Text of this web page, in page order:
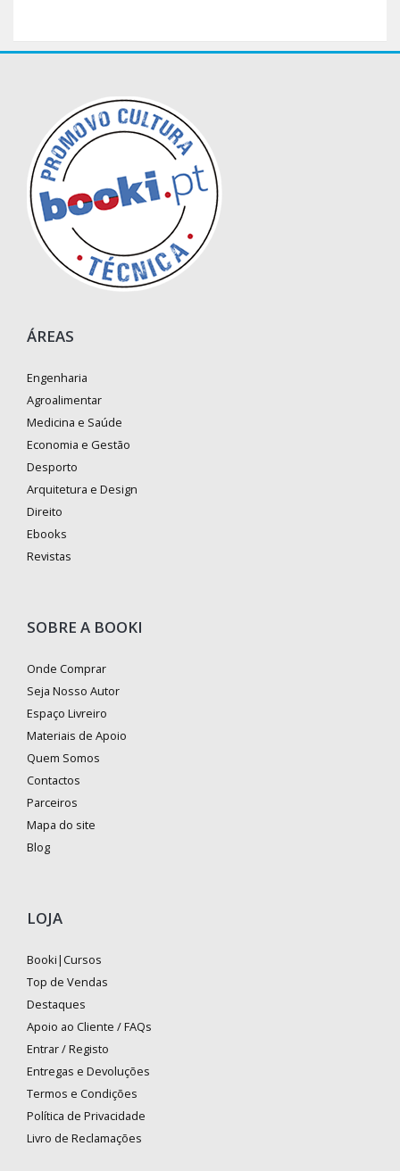
ÁREAS
Engenharia
Agroalimentar
Medicina e Saúde
Economia e Gestão
Desporto
Arquitetura e Design
Direito
Ebooks
Revistas
SOBRE A BOOKI
Onde Comprar
Seja Nosso Autor
Espaço Livreiro
Materiais de Apoio
Quem Somos
Contactos
Parceiros
Mapa do site
Blog
LOJA
Booki|Cursos
Top de Vendas
Destaques
Apoio ao Cliente / FAQs
Entrar / Registo
Entregas e Devoluções
Termos e Condições
Política de Privacidade
Livro de Reclamações